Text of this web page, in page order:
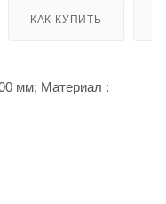
КАК КУПИТЬ
мм; Материал :